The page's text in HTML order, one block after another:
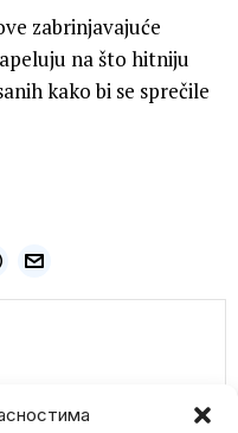
zabrinjavajuće
na što hitniju
kako bi se sprečile